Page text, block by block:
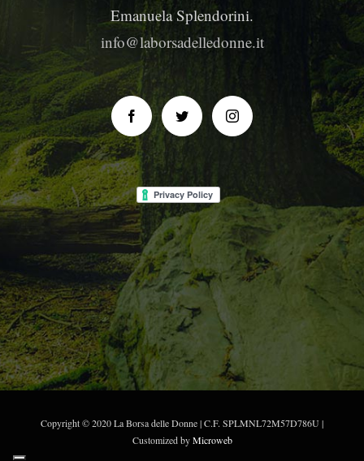
Emanuela Splendorini.
info@laborsadelledonne.it
Copyright © 2020 La Borsa delle Donne | C.F. SPLMNL72M57D786U |
Customized byMicroweb